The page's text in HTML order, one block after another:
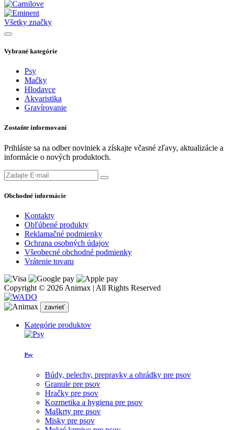
Všetky značky
Vybrané kategórie
Psy
Mačky
Hlodavce
Akvaristika
Gravírovanie
Zostaňte informovaní
Prihláste sa na odber noviniek a získajte včasné zľavy, aktualizácie a
informácie o nových produktoch.
Obchodné informácie
Kontakty
Obľúbené produkty
Reklamačné podmienky
Ochrana osobných údajov
Všeobecné obchodné podmienky
Vrátenie tovaru
Copyright © 2026 Animax | All Rights Reserved
zavrieť
Kategórie produktov
Psy
Búdy, pelechy, prepravky a ohrádky pre psov
Granule pre psov
Hračky pre psov
Kozmetika a hygiena pre psov
Maškrty pre psov
Misky pre psov